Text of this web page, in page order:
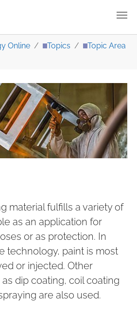
Online Topics
Topic Area
material fulfills a variety of
as an application for
or as protection. In
technology, paint is most
or injected. Other
dip coating, coil coating
are also used.